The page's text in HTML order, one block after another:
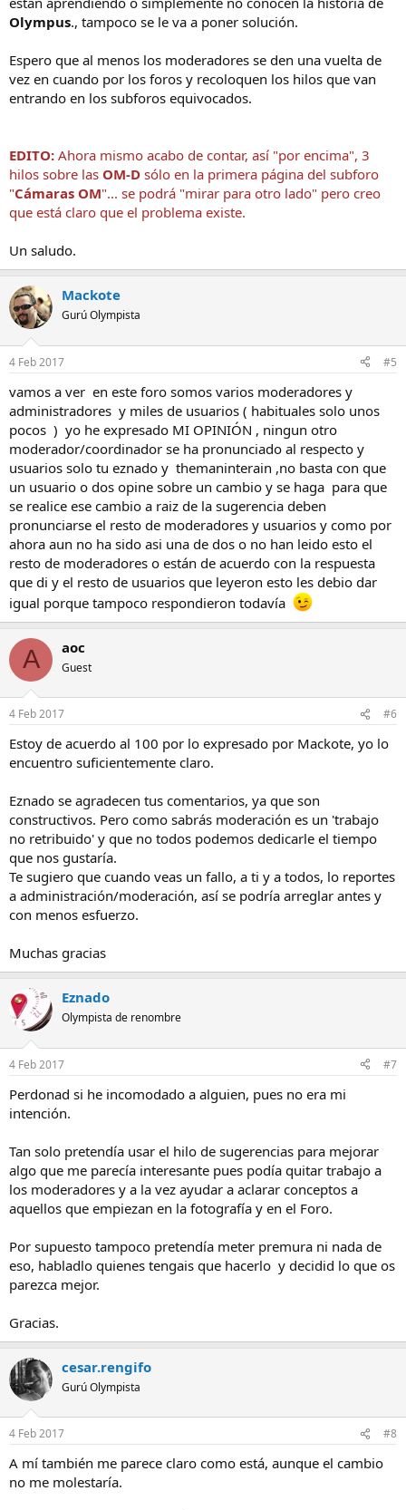
Olympus., tampoco se le va a poner solución.
Espero que al menos los moderadores se den una vuelta de
vez en cuando por los foros y recoloquen los hilos que van
entrando en los subforos equivocados.
EDITO: Ahora mismo acabo de contar, así "por encima", 3
hilos sobre las OM-D sólo en la primera página del subforo
"Cámaras OM"... se podrá "mirar para otro lado" pero creo
que está claro que el problema existe.
Un saludo.
Mackote
Gurú Olympista
4 Feb 2017 #5
vamos a ver en este foro somos varios moderadores y
administradores y miles de usuarios ( habituales solo unos
pocos ) yo he expresado MI OPINIÓN , ningun otro
moderador/coordinador se ha pronunciado al respecto y
usuarios solo tu eznado y themaninterain ,no basta con que
un usuario o dos opine sobre un cambio y se haga para que
se realice ese cambio a raiz de la sugerencia deben
pronunciarse el resto de moderadores y usuarios y como por
ahora aun no ha sido asi una de dos o no han leido esto el
resto de moderadores o están de acuerdo con la respuesta
que di y el resto de usuarios que leyeron esto les debio dar
igual porque tampoco respondieron todavía
A aoc
Guest
4 Feb 2017 #6
Estoy de acuerdo al 100 por lo expresado por Mackote, yo lo
encuentro suficientemente claro.
Eznado se agradecen tus comentarios, ya que son
constructivos. Pero como sabrás moderación es un 'trabajo
no retribuido' y que no todos podemos dedicarle el tiempo
que nos gustaría.
Te sugiero que cuando veas un fallo, a ti y a todos, lo reportes
a administración/moderación, así se podría arreglar antes y
con menos esfuerzo.
Muchas gracias
Eznado
Olympista de renombre
4 Feb 2017 #7
Perdonad si he incomodado a alguien, pues no era mi
intención.
Tan solo pretendía usar el hilo de sugerencias para mejorar
algo que me parecía interesante pues podía quitar trabajo a
los moderadores y a la vez ayudar a aclarar conceptos a
aquellos que empiezan en la fotografía y en el Foro.
Por supuesto tampoco pretendía meter premura ni nada de
eso, habladlo quienes tengais que hacerlo y decidid lo que os
parezca mejor.
Gracias.
cesar.rengifo
Gurú Olympista
4 Feb 2017 #8
A mí también me parece claro como está, aunque el cambio
no me molestaría.